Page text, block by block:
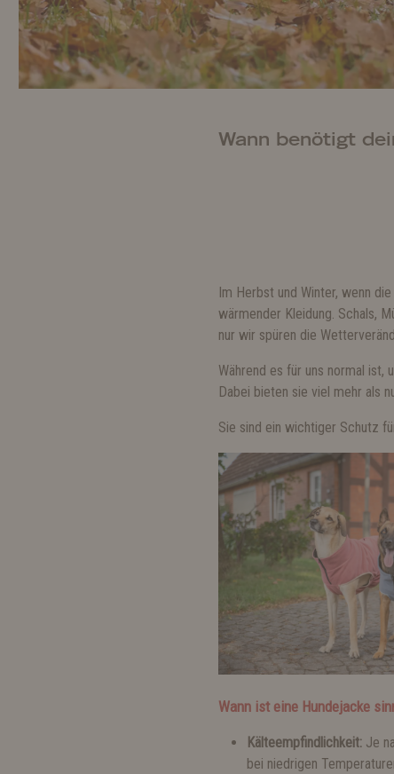
Wann benötigt
Im Herbst und Winter, wenn
wärmender Kleidung. Schals,
nur wir spüren die
Während es für uns normal
Dabei bieten sie viel mehr als
Sie sind ein wichtiger Schutz
Wann ist eine Hundejacke
Kälteempfindlichkeit: Je
bei niedrigen